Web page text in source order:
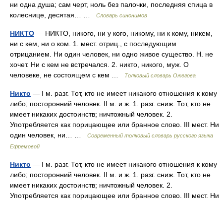
ни одна душа; сам черт, ноль без палочки, последняя спица в
колеснице, десятая… …
Словарь синонимов
НИКТО — НИКТО, никого, ни у кого, никому, ни к кому, никем,
ни с кем, ни о ком. 1. мест. отриц., с последующим
отрицанием. Ни один человек, ни одно живое существо. Н. не
хочет. Ни с кем не встречался. 2. никто, никого, муж. О
человеке, не состоящем с кем …
Толковый словарь Ожегова
Никто — I м. разг. Тот, кто не имеет никакого отношения к кому
либо; посторонний человек. II м. и ж. 1. разг. сниж. Тот, кто не
имеет никаких достоинств; ничтожный человек. 2.
Употребляется как порицающее или бранное слово. III мест. Ни
один человек, ни… …
Современный толковый словарь русского языка
Ефремовой
Никто — I м. разг. Тот, кто не имеет никакого отношения к кому
либо; посторонний человек. II м. и ж. 1. разг. сниж. Тот, кто не
имеет никаких достоинств; ничтожный человек. 2.
Употребляется как порицающее или бранное слово. III мест. Ни